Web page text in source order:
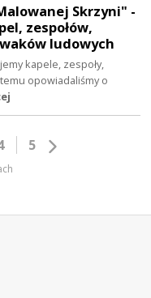
Skrzyni" -
zespołów,
ludowych
kapele, zespoły,
opowiadaliśmy o
5